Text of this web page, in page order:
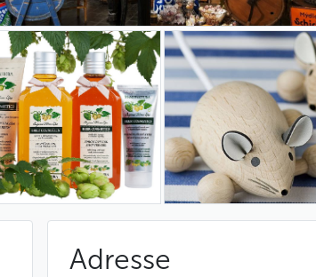
Adresse